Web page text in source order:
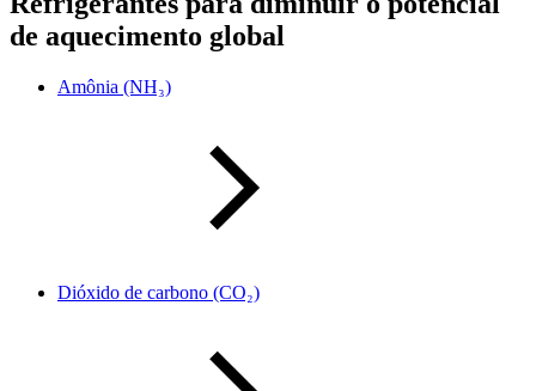
de aquecimento global
Amônia (NH₃)
Dióxido de carbono (CO₂)